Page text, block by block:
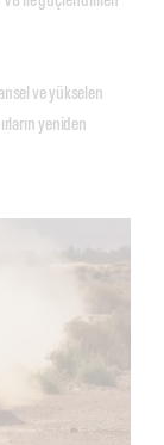
ve yükselen
yeniden